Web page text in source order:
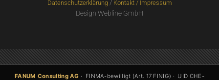
Datenschutzerklärung/ Kontakt / Impressum
Design Webline GmbH
FANUM Consulting AG · FINMA-bewilligt (Art. 17 FINIG) · UID CHE-